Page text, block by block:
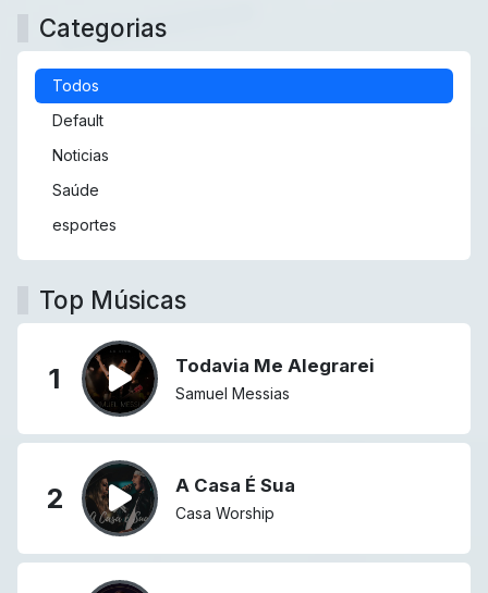
Categorias
Todos
Default
Noticias
Saúde
esportes
Top Músicas
1 Todavia Me Alegrarei
Samuel Messias
2 A Casa É Sua
Casa Worship